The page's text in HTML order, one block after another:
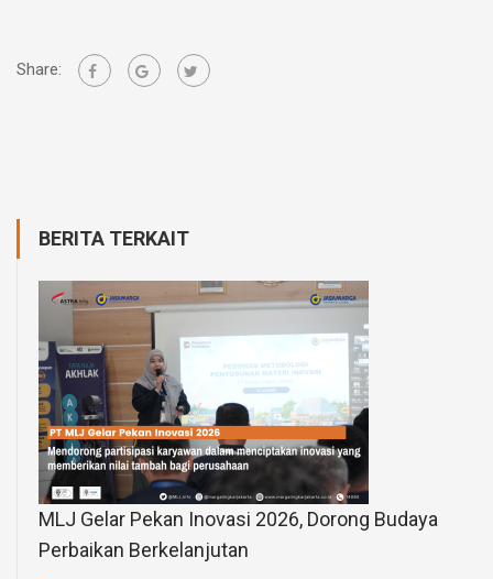
Share:
BERITA TERKAIT
MLJ Gelar Pekan Inovasi 2026, Dorong Budaya
Perbaikan Berkelanjutan